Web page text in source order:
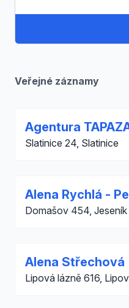
Veřejné záznamy
Agentura
Slatinice 24, Slatinice
Alena Rychlá -
Domašov 454, Jeseník
Alena Střechová
Lipová lázně 616,